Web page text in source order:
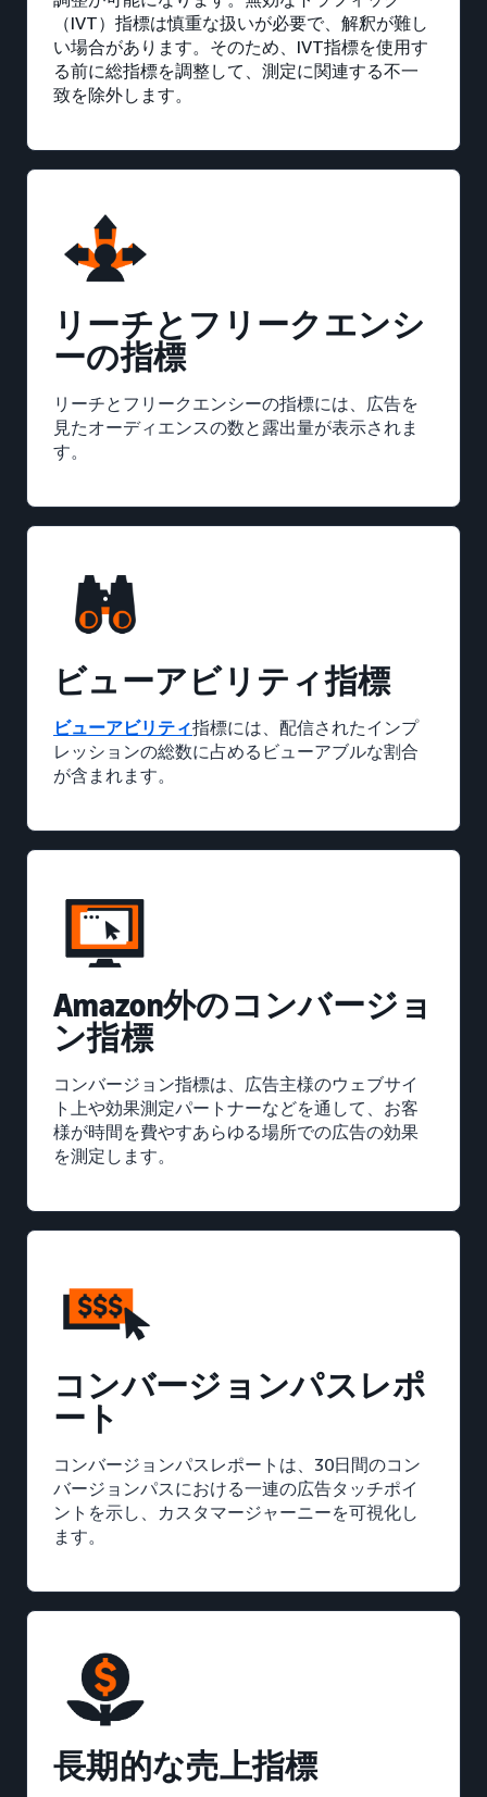
（IVT）指標は慎重な扱いが必要で、解釈が難し
い場合があります。そのため、IVT指標を使用す
る前に総指標を調整して、測定に関連する不一
致を除外します。
リーチとフリークエンシ
ーの指標
リーチとフリークエンシーの指標には、広告を
見たオーディエンスの数と露出量が表示されま
す。
ビューアビリティ指標
ビューアビリティ指標には、配信されたインプ
レッションの総数に占めるビューアブルな割合
が含まれます。
Amazon外のコンバージョ
ン指標
コンバージョン指標は、広告主様のウェブサイ
ト上や効果測定パートナーなどを通して、お客
様が時間を費やすあらゆる場所での広告の効果
を測定します。
コンバージョンパスレポ
ート
コンバージョンパスレポートは、30日間のコン
バージョンパスにおける一連の広告タッチポイ
ントを示し、カスタマージャーニーを可視化し
ます。
長期的な売上指標